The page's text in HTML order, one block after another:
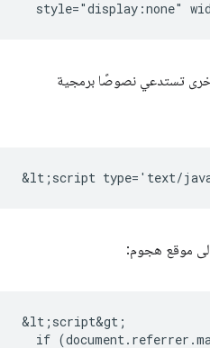
تستدعي نصوصًا برمجية
هجوم:
&lt;script&gt;
if